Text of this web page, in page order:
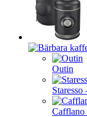
Outin
Staresso
Cafflano